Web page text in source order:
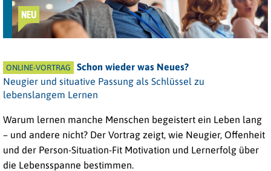
NEU
ONLINE-VORTRAG
Schon wieder was Neues?
Neugier und situative Passung als Schlüssel zu
lebenslangem Lernen
Warum lernen manche Menschen begeistert ein Leben lang
– und andere nicht? Der Vortrag zeigt, wie Neugier, Offenheit
und der Person-Situation-Fit Motivation und Lernerfolg über
die Lebensspanne bestimmen.